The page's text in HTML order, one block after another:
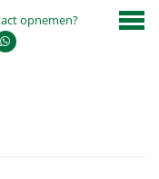
opnemen?